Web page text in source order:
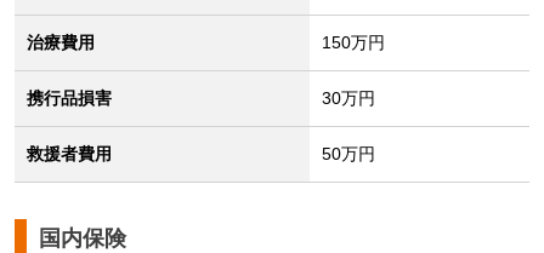
治療費用 150万円
携行品損害 30万円
救援者費用 50万円
国内保険